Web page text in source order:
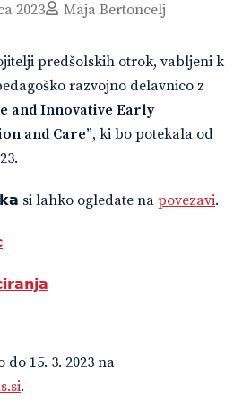
2023 Maja Bertoncelj
predšolskih otrok, vabljeni k
razvojno delavnico z
and Innovative Early
and Care”, ki bo potekala od
si lahko ogledate na povezavi.
15. 3. 2023 na
.